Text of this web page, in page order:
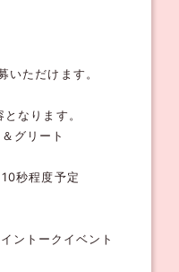
いただけます。
なります。
グリート
秒程度予定
ントークイベント